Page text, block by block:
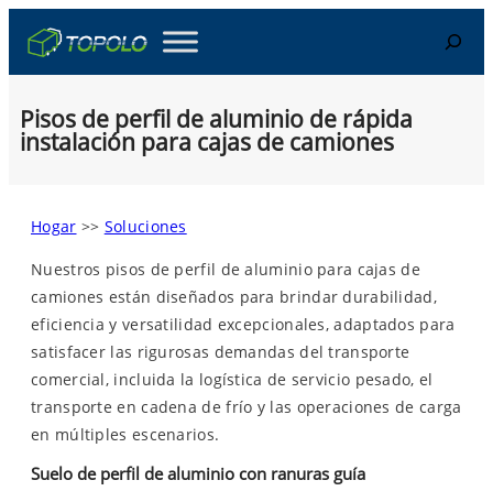
content
Search
Pisos de perfil de aluminio de rápida
instalación para cajas de camiones
Hogar >> Soluciones
Nuestros pisos de perfil de aluminio para cajas de
camiones están diseñados para brindar durabilidad,
eficiencia y versatilidad excepcionales, adaptados para
satisfacer las rigurosas demandas del transporte
comercial, incluida la logística de servicio pesado, el
transporte en cadena de frío y las operaciones de carga
en múltiples escenarios.
Suelo de perfil de aluminio con ranuras guía